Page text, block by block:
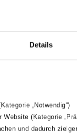
Details
„Notwendig“)
(Kategorie
und dadurch